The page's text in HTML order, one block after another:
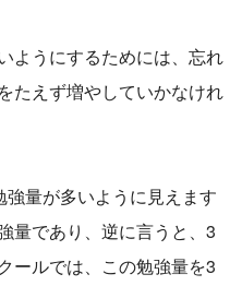
ようにするためには、忘れ
たえず増やしていかなけれ
量が多いように見えます
量であり、逆に言うと、3
ールでは、この勉強量を3